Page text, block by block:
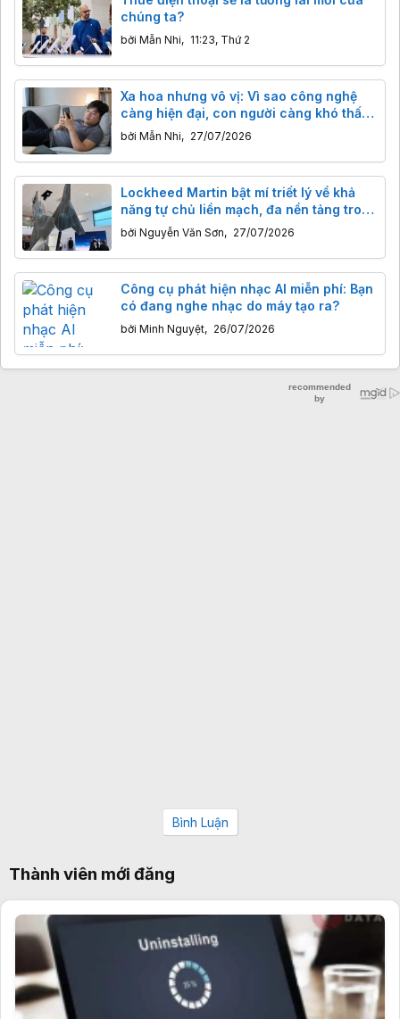
chúng ta?
bởi Mẫn Nhi, 11:23, Thứ 2
Xa hoa nhưng vô vị: Vì sao công nghệ
càng hiện đại, con người càng khó thấy
vui?
bởi Mẫn Nhi, 27/07/2026
Lockheed Martin bật mí triết lý về khả
năng tự chủ liền mạch, đa nền tảng trong
các chiến trường tương lai
bởi Nguyễn Văn Sơn, 27/07/2026
Công cụ phát hiện nhạc AI miễn phí: Bạn
có đang nghe nhạc do máy tạo ra?
bởi Minh Nguyệt, 26/07/2026
Bình Luận
Thành viên mới đăng